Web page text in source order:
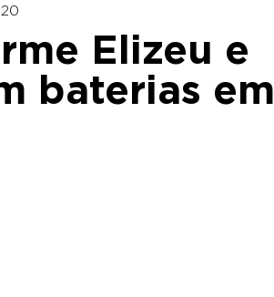
Elizeu e
baterias em